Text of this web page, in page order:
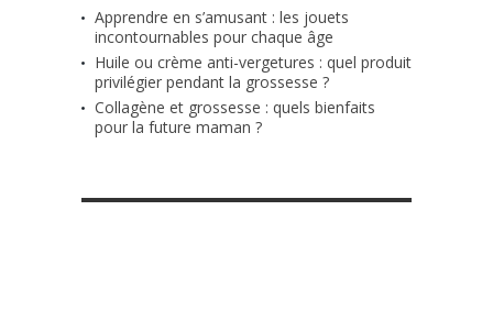
Apprendre en s’amusant : les jouets
incontournables pour chaque âge
Huile ou crème anti-vergetures : quel produit
privilégier pendant la grossesse ?
Collagène et grossesse : quels bienfaits
pour la future maman ?